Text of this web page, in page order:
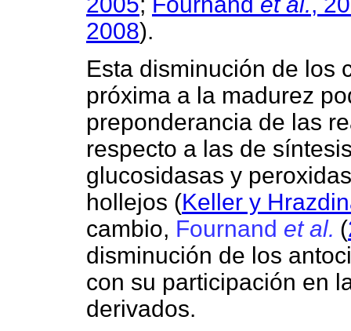
2008).
Esta disminución de los
próxima a la madurez
preponderancia de las
respecto a las de
glucosidasas y
hollejos (Keller y
cambio, Fournand et al. (
disminución de los
con su participación en
derivados.